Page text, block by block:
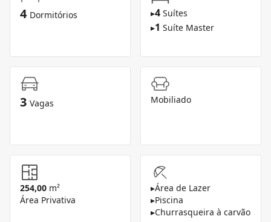
4 Dormitórios ▸4 Suítes
▸1 Suíte Master
3 Vagas Mobiliado
254,00 m²
Área Privativa
▸Área de Lazer
▸Piscina
▸Churrasqueira à carvão